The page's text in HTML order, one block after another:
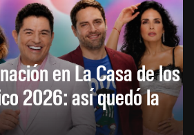
en La Casa de los
2026: así quedó la